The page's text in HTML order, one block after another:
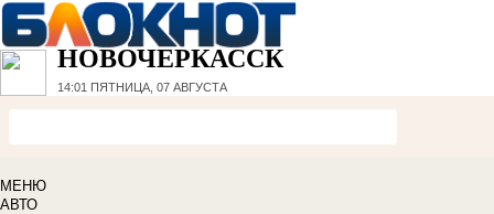
НОВОЧЕРКАССК
14:01 ПЯТНИЦА, 07 АВГУСТА
МЕНЮ
АВТО